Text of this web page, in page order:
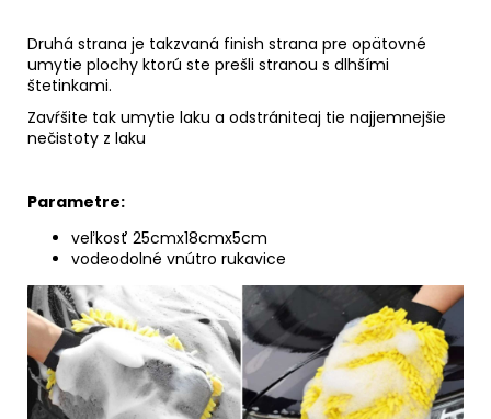
Druhá strana je takzvaná finish strana pre opätovné
umytie plochy ktorú ste prešli stranou s dlhšími
štetinkami.
Zavŕšite tak umytie laku a odstrániteaj tie najjemnejšie
nečistoty z laku
Parametre:
veľkosť 25cmx18cmx5cm
vodeodolné vnútro rukavice